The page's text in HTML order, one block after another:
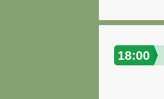
18:00